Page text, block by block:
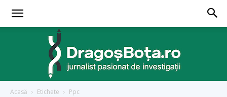
Acasă Etichete Ppc